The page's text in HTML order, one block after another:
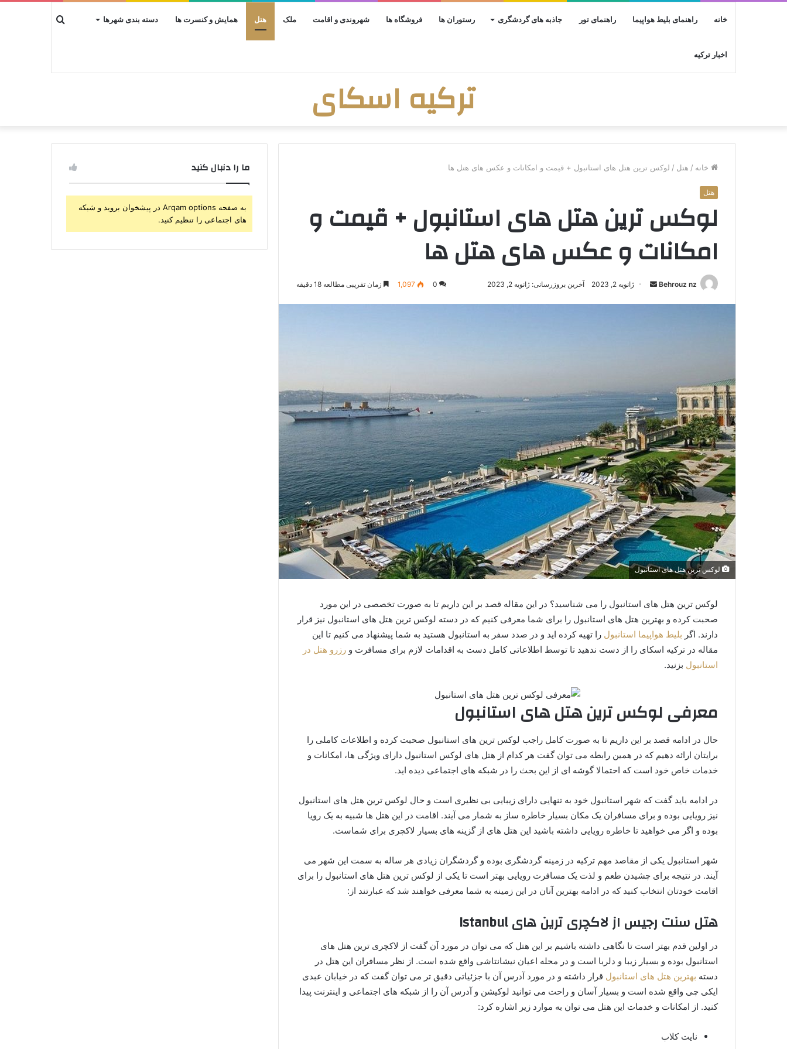
خانه راهنمای بلیط هواپیما راهنمای تور جاذبه های گردشگری رستوران ها فروشگاه ها شهروندی و اقامت ملک هتل همایش و کنسرت ها دسته بندی شهرها
اخبار ترکیه
جستجو
ترکیه اسکای
خانه / هتل / لوکس ترین هتل های استانبول + قیمت و امکانات و عکس های هتل ها
هتل
لوکس ترین هتل های استانبول + قیمت و
امکانات و عکس های هتل ها
Behrouz nz
ارسالژانویه 2, 2023 آخرین بروزرسانی: ژانویه 2, 2023 0
1,097 زمان تقریبی مطالعه 18 دقیقه
لوکس ترین هتل های استانبول
لوکس ترین هتل های استانبول را می شناسید؟ در این مقاله قصد بر این داریم تا به صورت تخصصی در این مورد
صحبت کرده و بهترین هتل های استانبول را برای شما معرفی کنیم که در دسته لوکس ترین هتل های استانبول نیز قرار
دارند. اگر بلیط هواپیما استانبول را تهیه کرده اید و در صدد سفر به استانبول هستید به شما پیشنهاد می کنیم تا این
مقاله در ترکیه اسکای را از دست ندهید تا توسط اطلاعاتی کامل دست به اقدامات لازم برای مسافرت و رزرو هتل در
استانبول بزنید.
معرفی لوکس ترین هتل های استانبول
حال در ادامه قصد بر این داریم تا به صورت کامل راجب لوکس ترین های استانبول صحبت کرده و اطلاعات کاملی را
برایتان ارائه دهیم که در همین رابطه می توان گفت هر کدام از هتل های لوکس استانبول دارای ویژگی ها، امکانات و
خدمات خاص خود است که احتمالا گوشه ای از این بحث را در شبکه های اجتماعی دیده اید.
در ادامه باید گفت که شهر استانبول خود به تنهایی دارای زیبایی بی نظیری است و حال لوکس ترین هتل های استانبول
نیز رویایی بوده و برای مسافران یک مکان بسیار خاطره ساز به شمار می آیند. اقامت در این هتل ها شبیه به یک رویا
بوده و اگر می خواهید تا خاطره رویایی داشته باشید این هتل های از گزینه های بسیار لاکچری برای شماست.
شهر استانبول یکی از مقاصد مهم ترکیه در زمینه گردشگری بوده و گردشگران زیادی هر ساله به سمت این شهر می
آیند. در نتیجه برای چشیدن طعم و لذت یک مسافرت رویایی بهتر است تا یکی از لوکس ترین هتل های استانبول را برای
اقامت خودتان انتخاب کنید که در ادامه بهترین آنان در این زمینه به شما معرفی خواهند شد که عبارتند از:
هتل سنت رجیس از لاکچری ترین های Istanbul
در اولین قدم بهتر است تا نگاهی داشته باشیم بر این هتل که می توان در مورد آن گفت از لاکچری ترین هتل های
استانبول بوده و بسیار زیبا و دلربا است و در محله اعیان نیشانتاشی واقع شده است. از نظر مسافران این هتل در
دسته بهترین هتل های استانبول قرار داشته و در مورد آدرس آن با جزئیاتی دقیق تر می توان گفت که در خیابان عبدی
ایکی چی واقع شده است و بسیار آسان و راحت می توانید لوکیشن و آدرس آن را از شبکه های اجتماعی و اینترنت پیدا
کنید. از امکانات و خدمات این هتل می توان به موارد زیر اشاره کرد:
نایت کلاب
ما را دنبال کنید
به صفحه Arqam options در پیشخوان بروید و شبکه
های اجتماعی را تنظیم کنید.